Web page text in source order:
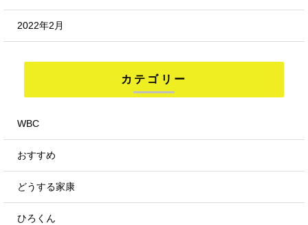
2022年2月
カテゴリー
WBC
おすすめ
どうする家康
ひろくん